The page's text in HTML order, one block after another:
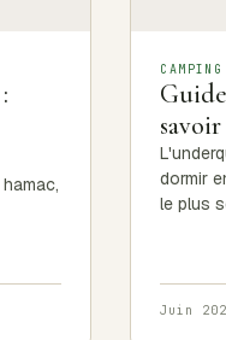
dormir
le plus
Juin